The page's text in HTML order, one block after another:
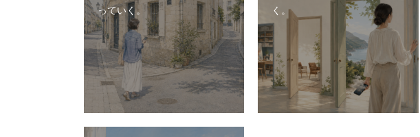
っていく。
く。